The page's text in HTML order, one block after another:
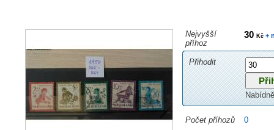
Nejvyšší
příhoz
30 Kč+
Přihodit
Počet příhozů
0